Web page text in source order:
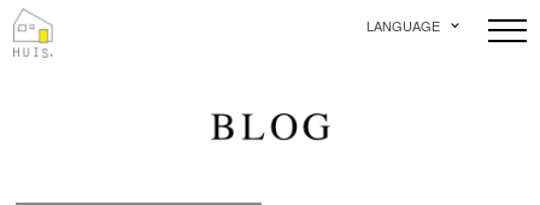
LANGUAGE